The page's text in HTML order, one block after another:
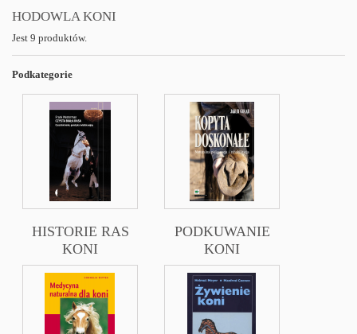
HODOWLA KONI
Jest 9 produktów.
Podkategorie
HISTORIE RAS
KONI
PODKUWANIE
KONI